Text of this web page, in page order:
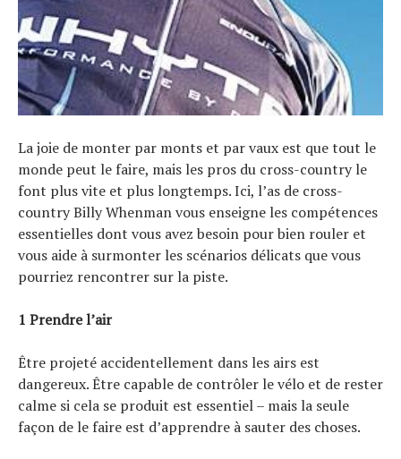
La joie de monter par monts et par vaux est que tout le
monde peut le faire, mais les pros du cross-country le
font plus vite et plus longtemps. Ici, l’as de cross-
country Billy Whenman vous enseigne les compétences
essentielles dont vous avez besoin pour bien rouler et
vous aide à surmonter les scénarios délicats que vous
pourriez rencontrer sur la piste.
1 Prendre l’air
Être projeté accidentellement dans les airs est
dangereux. Être capable de contrôler le vélo et de rester
calme si cela se produit est essentiel – mais la seule
façon de le faire est d’apprendre à sauter des choses.